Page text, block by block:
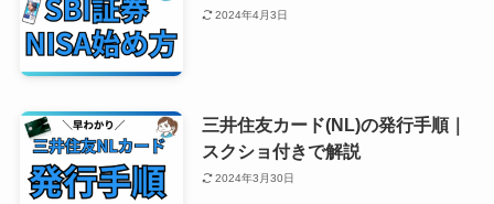
2024年4月3日
三井住友カード(NL)の発行手順｜
スクショ付きで解説
2024年3月30日